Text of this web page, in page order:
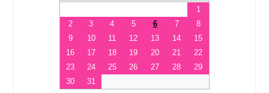
1
2
3 4 5 6 7
8
9
10 11 12 13 14
15
16
17 18 19 20 21
22
23
24 25 26 27 28
29
30
31